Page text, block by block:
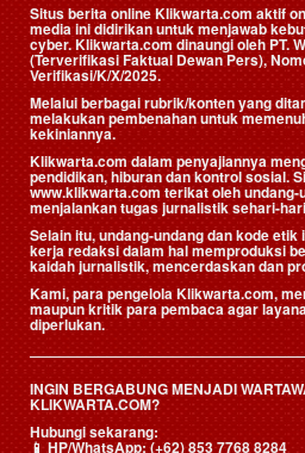
Situs berita online Klikwarta.com aktif
media ini didirikan untuk menjawab
cyber. Klikwarta.com dinaungi oleh PT.
(Terverifikasi Faktual Dewan Pers),
Verifikasi/K/X/2025.
Melalui berbagai rubrik/konten yang
melakukan pembenahan untuk
kekiniannya.
Klikwarta.com dalam penyajiannya
pendidikan, hiburan dan kontrol sosial.
www.klikwarta.com terikat oleh
menjalankan tugas jurnalistik sehari-
Selain itu, undang-undang dan kode
kerja redaksi dalam hal memproduksi
kaidah jurnalistik, mencerdaskan dan
Kami, para pengelola Klikwarta.com,
maupun kritik para pembaca agar
diperlukan.
INGIN BERGABUNG MENJADI
KLIKWARTA.COM?
Hubungi sekarang:
📱HP/WhatsApp:(+62) 853 7768 8284